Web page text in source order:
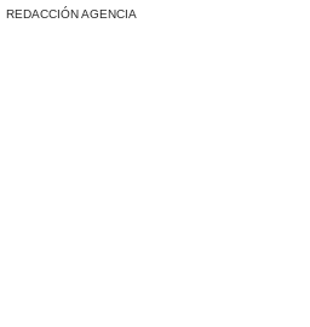
REDACCIÓN AGENCIA